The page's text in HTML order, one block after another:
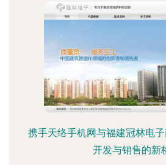
携手天络手机网与福建冠林电
开发与销售的新